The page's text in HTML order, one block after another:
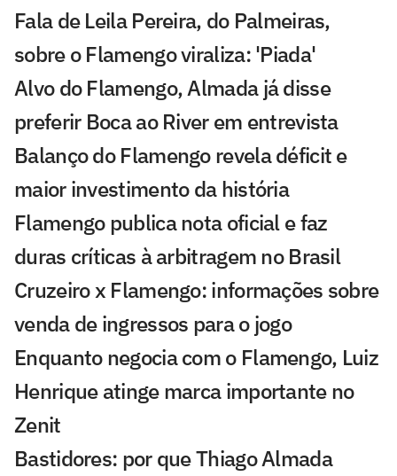
Fala de Leila Pereira, do Palmeiras,
sobre o Flamengo viraliza: 'Piada'
Alvo do Flamengo, Almada já disse
preferir Boca ao River em entrevista
Balanço do Flamengo revela déficit e
maior investimento da história
Flamengo publica nota oficial e faz
duras críticas à arbitragem no Brasil
Cruzeiro x Flamengo: informações sobre
venda de ingressos para o jogo
Enquanto negocia com o Flamengo, Luiz
Henrique atinge marca importante no
Zenit
Bastidores: por que Thiago Almada